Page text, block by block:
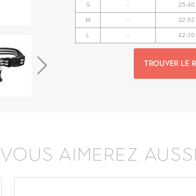
S - 25-40
M - 32-52
L - 42-70
TROUVER LE
VOUS AIMEREZ